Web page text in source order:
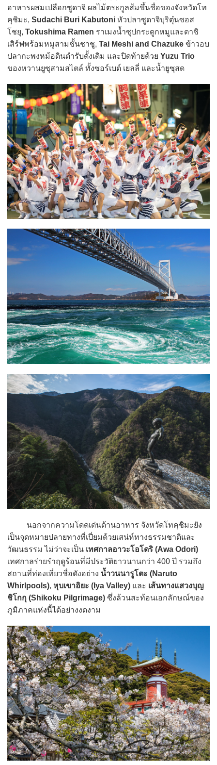
อาหารผสมเปลือกซูดาจิ ผลไม้ตระกูลส้มขึ้นชื่อของจังหวัดโท
คุชิมะ, Sudachi Buri Kabutoni หัวปลาซูดาจิบุริตุ๋นซอส
โชยุ, Tokushima Ramen ราเมงน้ำซุปกระดูกหมูและดาชิ
เสิร์ฟพร้อมหมูสามชั้นชาชู, Tai Meshi and Chazuke ข้าวอบ
ปลากะพงหม้อดินตำรับดั้งเดิม และปิดท้ายด้วย Yuzu Trio
ของหวานยูซุสามสไตล์ ทั้งซอร์เบต์ เยลลี่ และน้ำยูซุสด
นอกจากความโดดเด่นด้านอาหาร จังหวัดโทคุชิมะยัง
เป็นจุดหมายปลายทางที่เปี่ยมด้วยเสน่ห์ทางธรรมชาติและ
วัฒนธรรม ไม่ว่าจะเป็น เทศกาลอาวะโอโดริ (Awa Odori)
เทศกาลร่ายรำฤดูร้อนที่มีประวัติยาวนานกว่า 400 ปี รวมถึง
สถานที่ท่องเที่ยวชื่อดังอย่าง น้ำวนนารูโตะ (Naruto
Whirlpools), หุบเขาอิยะ (Iya Valley) และ เส้นทางแสวงบุญ
ชิโกกุ (Shikoku Pilgrimage) ซึ่งล้วนสะท้อนเอกลักษณ์ของ
ภูมิภาคแห่งนี้ได้อย่างงดงาม